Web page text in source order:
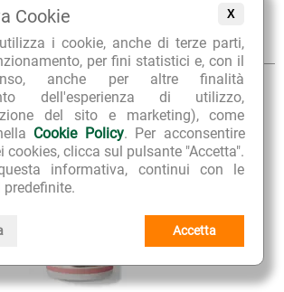
X
Cookie
i cookie, anche di terze parti,
per fini statistici e, con il
anche per altre finalità
dell'esperienza di utilizzo,
del sito e marketing), come
Cookie Policy. Per acconsentire
cookies, clicca sul pulsante "Accetta".
informativa, continui con le
Accetta
AI PREFERITI